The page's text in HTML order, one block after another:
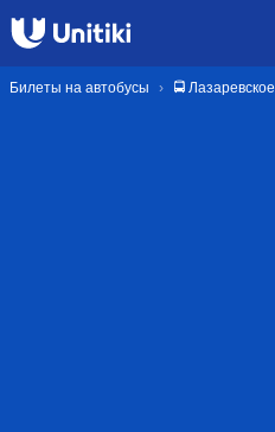
Билеты на автобусы 🚍 Лазаревское